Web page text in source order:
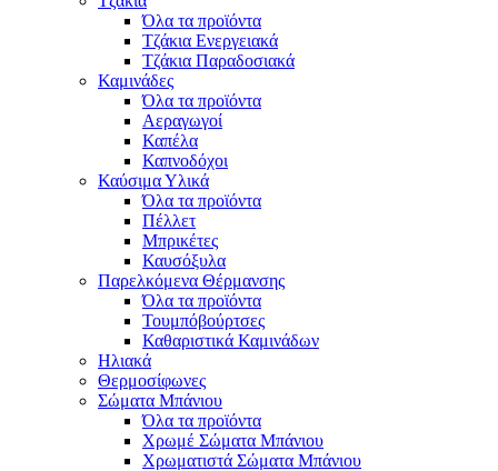
Όλα τα προϊόντα
Τζάκια Ενεργειακά
Τζάκια Παραδοσιακά
Καμινάδες
Όλα τα προϊόντα
Αεραγωγοί
Καπέλα
Καπνοδόχοι
Καύσιμα Υλικά
Όλα τα προϊόντα
Πέλλετ
Μπρικέτες
Καυσόξυλα
Παρελκόμενα Θέρμανσης
Όλα τα προϊόντα
Τουμπόβούρτσες
Καθαριστικά Καμινάδων
Ηλιακά
Θερμοσίφωνες
Σώματα Μπάνιου
Όλα τα προϊόντα
Χρωμέ Σώματα Μπάνιου
Χρωματιστά Σώματα Μπάνιου